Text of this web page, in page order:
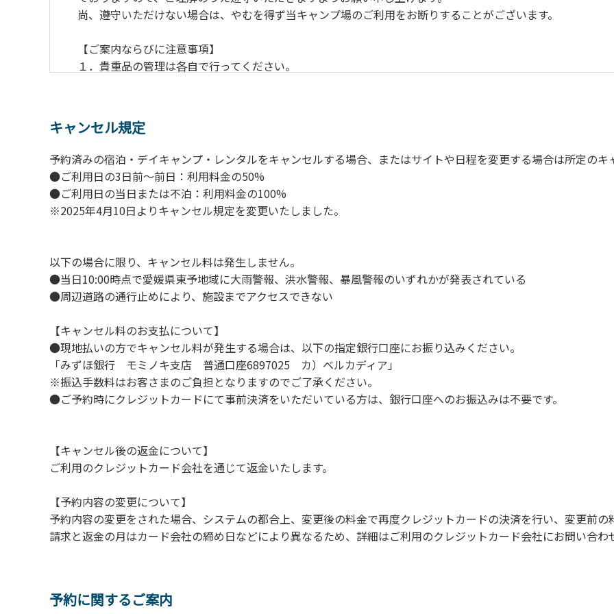
尚、遵守いただけない場合は、やむを得ず当キャンプ場のご利⽤をお断りすることがございます。
【ご案内ならびに注意事項】
１．貴重品の管理は各⾃で⾏ってください。
４．ゴミ（炭含む）は全てお持ち帰りください。
５．暴⼒団等反社会勢⼒及びその関係者ならびに公共の秩序、善良の⾵俗に反する恐れのある場合には、ご利
６．不可抗⼒以外の事由により建造物、家具、備品、その他の物品を損傷、紛失、汚染させた場合には、相
７．当キャンプ場内（駐⾞場を含む）での事故や盗難などにつきましては、⼀切の責任を負いかねます。
８．⾞中で宿泊される場合は、必ずエンジンを停⽌してください。
９．レンタル品はビジターセンターに返却してください。
１．花⽕（⼿持ちや打ち上げなど全て）
２．地⾯への直⽕による焚き⽕、BBQ、キャンプファイヤー
３．硬いボールでの野球、キャッチボール・サッカー
４．芝⽣をいためる恐れのある⾏為
５．⼤きな⾳で⾳楽や楽器などを鳴らす⾏為及びカラオケ
６．発電機の使⽤
７．申込みされたサイト以外のサイトの利⽤や共⽤部の占有⾏為
８．許可無く広告物の配布や掲⽰または物品の販売等を⾏なうこと
９．その他周りに迷惑となるような⾏為（夜間の⼤声での談笑等）や他⼈に嫌悪感を与えるような⾏為
１０．ペット同伴での利⽤
キャンセル規定
予約済みの宿泊・デイキャンプ・レンタルをキャンセルする場合、またはサイトや日程を変更する場合は所定のキ
●ご利用日の3日前～前日：利用料金の50%
●ご利用日の当日または不泊：利用料金の100%
※2025年4月10日よりキャンセル規定を変更いたしました。
以下の場合に限り、キャンセル料は発生しません。
●当日10:00時点で愛媛県東予地域に大雨警報、洪水警報、暴風警報のいずれかが発表されている
●周辺道路の通行止めにより、施設までアクセスできない
【キャンセル料のお支払について】
●現地払いの方でキャンセル料が発生する場合は、以下の指定銀行口座にお振り込みください。
「みずほ銀行 モミノキ支店 普通口座6897025 カ）ベルカディア」
※振込手数料はお客さまのご負担となりますのでご了承ください。
●ご予約時にクレジットカードにて事前決済をいただいている方は、銀行口座へのお振込みは不要です。
【キャンセル後の返金について】
ご利用のクレジットカード会社を通じて返金いたします。
【予約内容の変更について】
予約内容の変更をされた場合、システムの都合上、変更後の料金で再度クレジットカードの決済を行い、変更前の
請求と返金の月はカード会社の締め日などにより異なるため、詳細はご利用のクレジットカード会社にお問い合わ
予約に関するご案内